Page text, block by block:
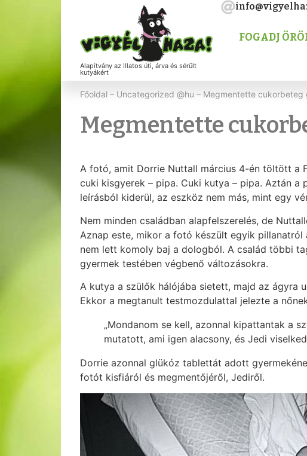
Alapítvány az Illatos úti, árva és sérült
kutyákért
FOGADJ
Főoldal – Uncategorized @hu – Megmentette cukorbeteg
Megmentette
A fotó, amit Dorrie Nuttall március 4-én töltött a
cuki kisgyerek – pipa. Cuki kutya – pipa. Aztán
leírásból kiderül, az eszköz nem más, mint egy
Nem minden családban alapfelszerelés, de
Aznap este, mikor a fotó készült egyik
nem lett komoly baj a dologból. A család többi
gyermek testében végbenő változásokra.
A kutya a szülők hálójába sietett, majd az ágyra
Ekkor a megtanult testmozdulattal jelezte a
„Mondanom se kell, azonnal kipattantak a
mutatott, ami igen alacsony, és Jedi
Dorrie azonnal glükóz tablettát adott
fotót kisfiáról és megmentőjéről, Jediről.